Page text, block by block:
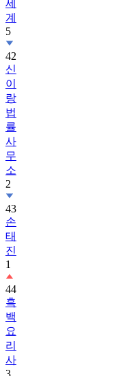
세
계
5
42
신
이
랑
법
률
사
무
소
2
43
손
태
진
1
44
흑
백
요
리
사
3